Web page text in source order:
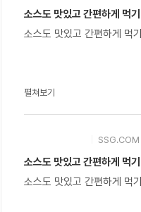
소스도 맛있고 간편하게 먹
소스도 맛있고 간편하게 먹
펼쳐보기
SSG.COM
소스도 맛있고 간편하게 먹
소스도 맛있고 간편하게 먹